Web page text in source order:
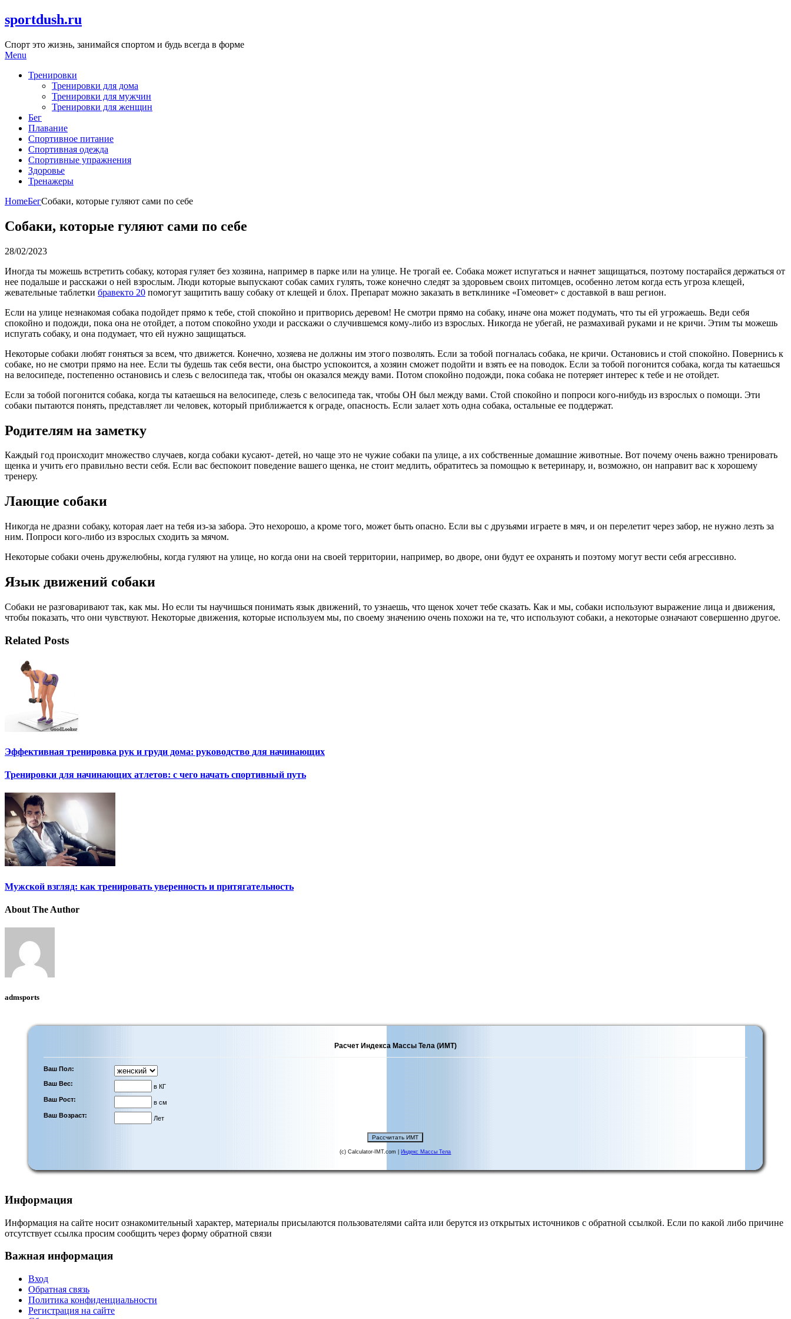
Skip
to
sportdush.ru
Спорт это жизнь, занимайся спортом и будь всегда в форме
Menu
Тренировки
Тренировки для дома
Тренировки для мужчин
Тренировки для женщин
Бег
Плавание
Спортивное питание
Спортивная одежда
Спортивные упражнения
Здоровье
Тренажеры
HomeБегСобаки, которые гуляют сами по себе
Собаки, которые гуляют сами по себе
28/02/2023
Иногда ты можешь встретить собаку, которая гуляет без хозяина, например в парке или на улице. Не трогай ее. Собака может испугаться и начнет защищаться, поэтому постарайся держаться от
нее подальше и расскажи о ней взрослым. Люди которые выпускают собак самих гулять, тоже конечно следят за здоровьем своих питомцев, особенно летом когда есть угроза клещей,
жевательные таблетки бравекто 20 помогут защитить вашу собаку от клещей и блох. Препарат можно заказать в ветклинике «Гомеовет» с доставкой в ваш регион.
Если на улице незнакомая собака подойдет прямо к тебе, стой спокойно и притворись деревом! Не смотри прямо на собаку, иначе она может подумать, что ты ей угрожаешь. Веди себя
спокойно и подожди, пока она не отойдет, а потом спокойно уходи и расскажи о случившемся кому-либо из взрослых. Никогда не убегай, не размахивай руками и не кричи. Этим ты можешь
испугать собаку, и она подумает, что ей нужно защищаться.
Некоторые собаки любят гоняться за всем, что движется. Конечно, хозяева не должны им этого позволять. Если за тобой погналась собака, не кричи. Остановись и стой спокойно. Повернись к
собаке, но не смотри прямо на нее. Если ты будешь так себя вести, она быстро успокоится, а хозяин сможет подойти и взять ее на поводок. Если за тобой погонится собака, когда ты катаешься
на велосипеде, постепенно остановись и слезь с велосипеда так, чтобы он оказался между вами. Потом спокойно подожди, пока собака не потеряет интерес к тебе и не отойдет.
Если за тобой погонится собака, когда ты катаешься на велосипеде, слезь с велосипеда так, чтобы ОН был между вами. Стой спокойно и попроси кого-нибудь из взрослых о помощи. Эти
собаки пытаются понять, представляет ли человек, который приближается к ограде, опасность. Если залает хоть одна собака, остальные ее поддержат.
Родителям на заметку
Каждый год происходит множество случаев, когда собаки кусают- детей, но чаще это не чужие собаки па улице, а их собственные домашние животные. Вот почему очень важно тренировать
щенка и учить его правильно вести себя. Если вас беспокоит поведение вашего щенка, не стоит медлить, обратитесь за помощью к ветеринару, и, возможно, он направит вас к хорошему
тренеру.
Лающие собаки
Никогда не дразни собаку, которая лает на тебя из-за забора. Это нехорошо, а кроме того, может быть опасно. Если вы с друзьями играете в мяч, и он перелетит через забор, не нужно лезть за
ним. Попроси кого-либо из взрослых сходить за мячом.
Некоторые собаки очень дружелюбны, когда гуляют на улице, но когда они на своей территории, например, во дворе, они будут ее охранять и поэтому могут вести себя агрессивно.
Язык движений собаки
Собаки не разговаривают так, как мы. Но если ты научишься понимать язык движений, то узнаешь, что щенок хочет тебе сказать. Как и мы, собаки используют выражение лица и движения,
чтобы показать, что они чувствуют. Некоторые движения, которые используем мы, по своему значению очень похожи на те, что используют собаки, а некоторые означают совершенно другое.
Related Posts
Эффективная тренировка рук и груди дома: руководство для начинающих
Тренировки для начинающих атлетов: с чего начать спортивный путь
Мужской взгляд: как тренировать уверенность и притягательность
About The Author
admsports
Расчет Индекса Массы Тела (ИМТ)
Ваш Пол:
Ваш Вес:
в КГ
Ваш Рост:
в см
Ваш Возраст:
Лет
(c) Calculator-IMT.com | Индекс Массы Тела
Информация
Информация на сайте носит ознакомительный характер, материалы присылаются пользователями сайта или берутся из открытых источников с обратной ссылкой. Если по какой либо причине
отсутствует ссылка просим сообщить через форму обратной связи
Важная информация
Вход
Обратная связь
Политика конфиденциальности
Регистрация на сайте